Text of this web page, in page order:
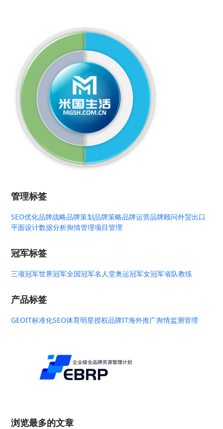
管理标签
SEO优化品牌战略品牌策划品牌策略品牌运营品牌顾问外贸出口
平面设计数据分析舆情管理项目管理
冠军标签
三项冠军世界冠军全国冠军名人堂奥运冠军女冠军省队教练
产品标签
GEOIT标准化SEO体育明星授权品牌IT海外推广舆情监测管理
浏览最多的文章